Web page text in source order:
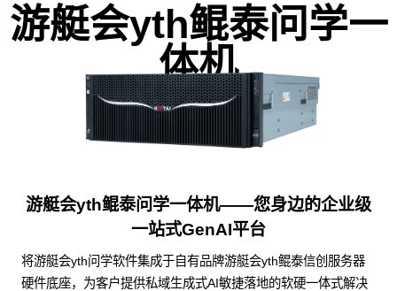
游艇会yth鲲泰问学一
体机
游艇会yth鲲泰问学一体机——您身边的企业级
一站式GenAI平台
将游艇会yth问学软件集成于自有品牌游艇会yth鲲泰信创服务器
硬件底座，为客户提供私域生成式AI敏捷落地的软硬一体式解决